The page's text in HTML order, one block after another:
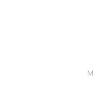
Ürün bilgilerinde
Ürün fiyatı diğer
Bu ürüne benzer